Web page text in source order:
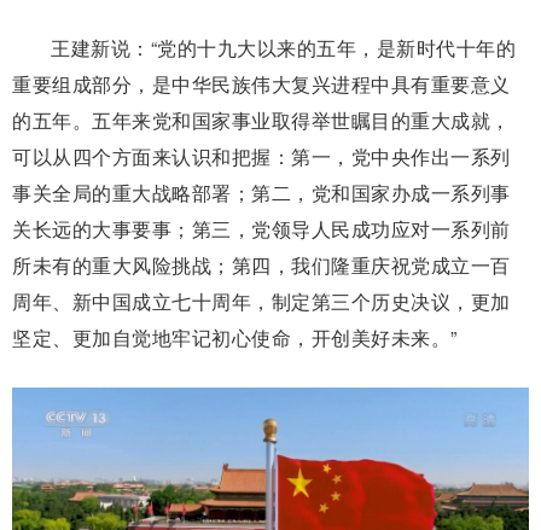
王建新说：“党的十九大以来的五年，是新时代十年的
重要组成部分，是中华民族伟大复兴进程中具有重要意义
的五年。五年来党和国家事业取得举世瞩目的重大成就，
可以从四个方面来认识和把握：第一，党中央作出一系列
事关全局的重大战略部署；第二，党和国家办成一系列事
关长远的大事要事；第三，党领导人民成功应对一系列前
所未有的重大风险挑战；第四，我们隆重庆祝党成立一百
周年、新中国成立七十周年，制定第三个历史决议，更加
坚定、更加自觉地牢记初心使命，开创美好未来。”